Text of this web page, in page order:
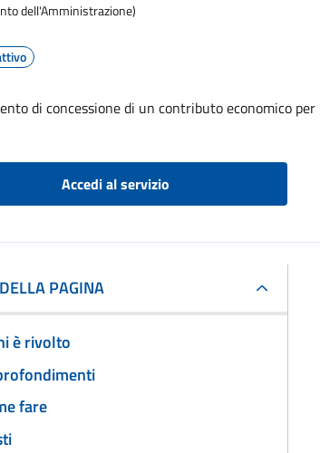
dell'Amministrazione)
di concessione di un contributo economico
Accedi al servizio
PAGINA
è rivolto
fare